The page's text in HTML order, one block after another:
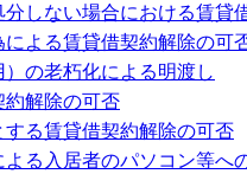
分しない場合における賃貸
よる賃貸借契約解除の可
の老朽化による明渡し
約解除の可否
る賃貸借契約解除の可否
る入居者のパソコン等へ